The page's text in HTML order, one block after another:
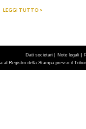
LEGGI TUTTO >
Dati societari | Note legali |
al Registro della Stampa presso il